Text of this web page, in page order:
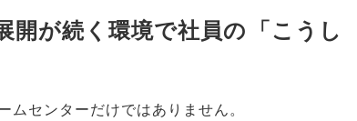
開が続く環境で社員の 「こうし
ムセンターだけではありません。